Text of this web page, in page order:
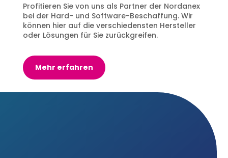
Profitieren Sie von uns als Partner der Nordanex
bei der Hard- und Software-Beschaffung. Wir
können hier auf die verschiedensten Hersteller
oder Lösungen für Sie zurückgreifen.
Mehr erfahren